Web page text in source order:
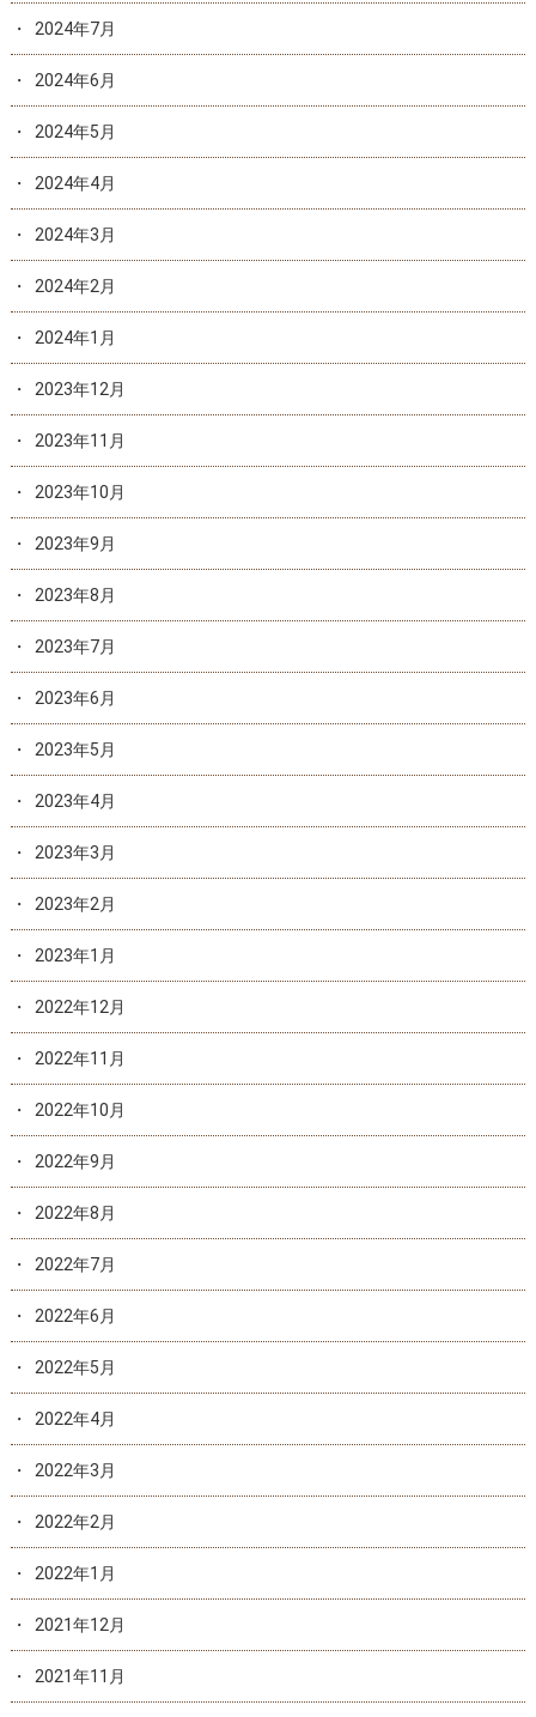
2024年7月
2024年6月
2024年5月
2024年4月
2024年3月
2024年2月
2024年1月
2023年12月
2023年11月
2023年10月
2023年9月
2023年8月
2023年7月
2023年6月
2023年5月
2023年4月
2023年3月
2023年2月
2023年1月
2022年12月
2022年11月
2022年10月
2022年9月
2022年8月
2022年7月
2022年6月
2022年5月
2022年4月
2022年3月
2022年2月
2022年1月
2021年12月
2021年11月